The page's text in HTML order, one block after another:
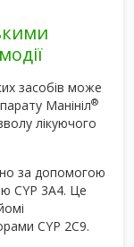
засобів може
Манініл®
лікуючого
за допомогою
CYP 3A4. Це
CYP 2C9.